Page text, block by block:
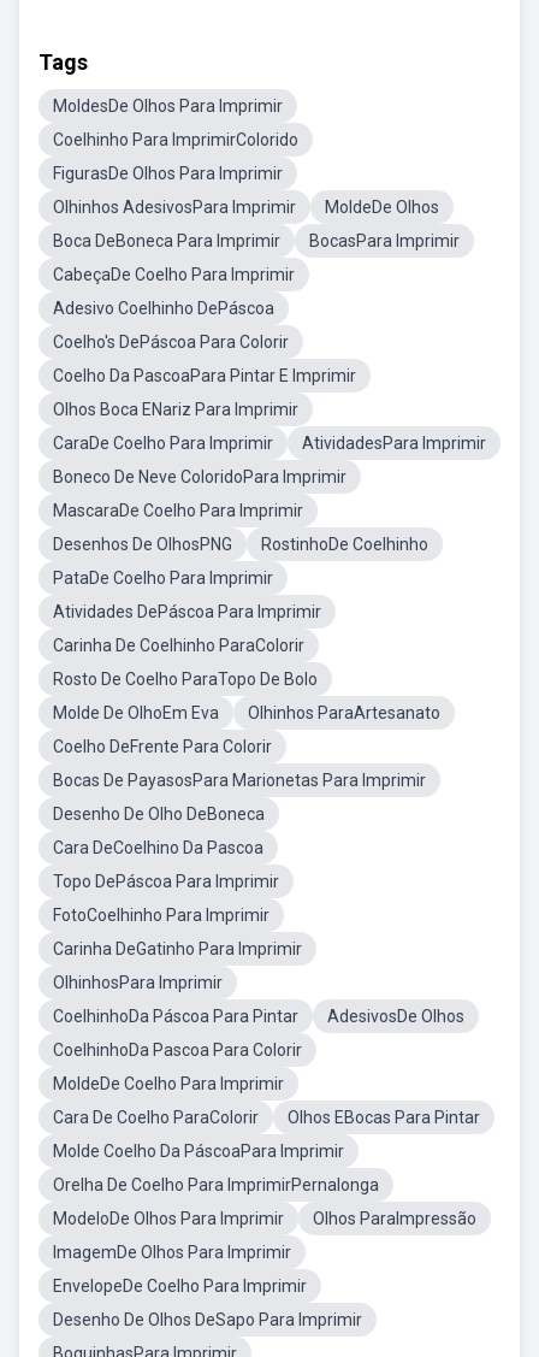
Tags
MoldesDe Olhos Para Imprimir
Coelhinho Para ImprimirColorido
FigurasDe Olhos Para Imprimir
Olhinhos AdesivosPara Imprimir
MoldeDe Olhos
Boca DeBoneca Para Imprimir
BocasPara Imprimir
CabeçaDe Coelho Para Imprimir
Adesivo Coelhinho DePáscoa
Coelho's DePáscoa Para Colorir
Coelho Da PascoaPara Pintar E Imprimir
Olhos Boca ENariz Para Imprimir
CaraDe Coelho Para Imprimir
AtividadesPara Imprimir
Boneco De Neve ColoridoPara Imprimir
MascaraDe Coelho Para Imprimir
Desenhos De OlhosPNG
RostinhoDe Coelhinho
PataDe Coelho Para Imprimir
Atividades DePáscoa Para Imprimir
Carinha De Coelhinho ParaColorir
Rosto De Coelho ParaTopo De Bolo
Molde De OlhoEm Eva
Olhinhos ParaArtesanato
Coelho DeFrente Para Colorir
Bocas De PayasosPara Marionetas Para Imprimir
Desenho De Olho DeBoneca
Cara DeCoelhino Da Pascoa
Topo DePáscoa Para Imprimir
FotoCoelhinho Para Imprimir
Carinha DeGatinho Para Imprimir
OlhinhosPara Imprimir
CoelhinhoDa Páscoa Para Pintar
AdesivosDe Olhos
CoelhinhoDa Pascoa Para Colorir
MoldeDe Coelho Para Imprimir
Cara De Coelho ParaColorir
Olhos EBocas Para Pintar
Molde Coelho Da PáscoaPara Imprimir
Orelha De Coelho Para ImprimirPernalonga
ModeloDe Olhos Para Imprimir
Olhos ParaImpressão
ImagemDe Olhos Para Imprimir
EnvelopeDe Coelho Para Imprimir
Desenho De Olhos DeSapo Para Imprimir